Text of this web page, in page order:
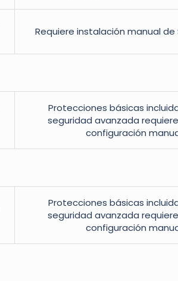
Requiere instalación manual de
Protecciones básicas
seguridad avanzada
configuración
Protecciones básicas
seguridad avanzada
configuración